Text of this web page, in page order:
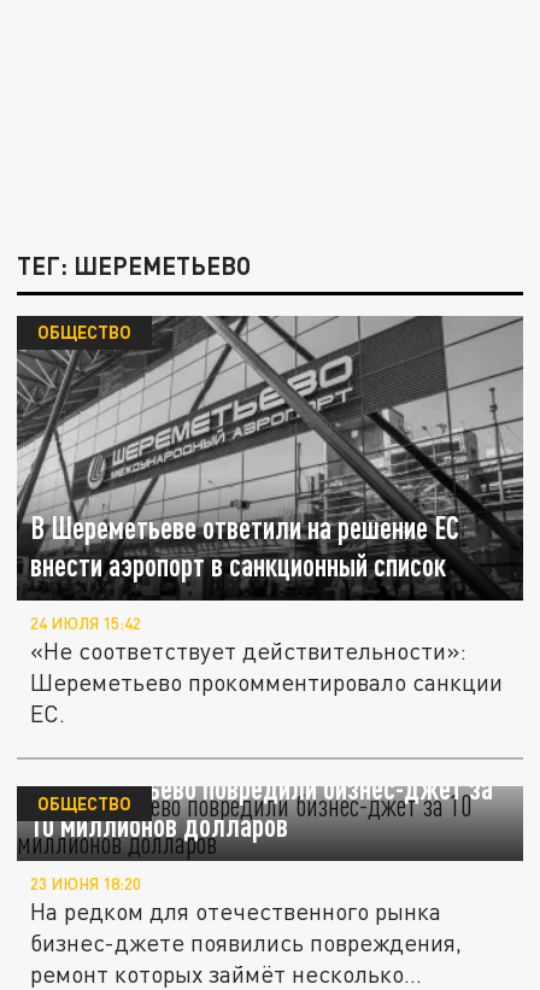
ТЕГ: ШЕРЕМЕТЬЕВО
В Шереметьеве ответили на решение ЕС
внести аэропорт в санкционный список
ОБЩЕСТВО
24 ИЮЛЯ 15:42
«Не соответствует действительности»:
Шереметьево прокомментировало санкции
ЕС.
В Шереметьево повредили бизнес-джет за
10 миллионов долларов
ОБЩЕСТВО
23 ИЮНЯ 18:20
На редком для отечественного рынка
бизнес-джете появились повреждения,
ремонт которых займёт несколько...